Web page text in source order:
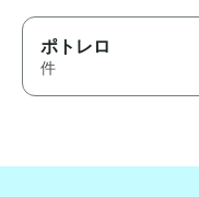
ポトレロ
件